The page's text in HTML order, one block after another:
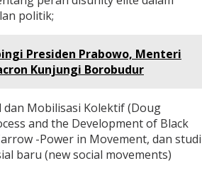
politik;
Presiden Prabowo, Menteri
Kunjungi Borobudur
dan Mobilisasi Kolektif (Doug
and the Development of Black
-Power in Movement, dan studi
baru (new social movements)